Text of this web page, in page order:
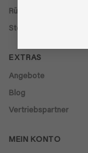
Rückgabe
Storelocator
EXTRAS
Angebote
Blog
Vertriebspartner
MEIN KONTO